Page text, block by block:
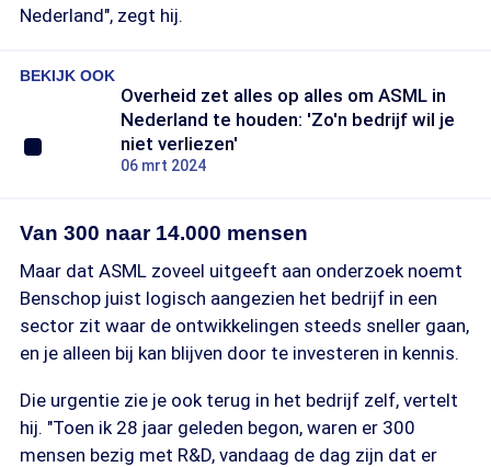
Nederland", zegt hij.
BEKIJK OOK
Overheid zet alles op alles om ASML in
Nederland te houden: 'Zo'n bedrijf wil je
niet verliezen'
06 mrt 2024
Van 300 naar 14.000 mensen
Maar dat ASML zoveel uitgeeft aan onderzoek noemt
Benschop juist logisch aangezien het bedrijf in een
sector zit waar de ontwikkelingen steeds sneller gaan,
en je alleen bij kan blijven door te investeren in kennis.
Die urgentie zie je ook terug in het bedrijf zelf, vertelt
hij. "Toen ik 28 jaar geleden begon, waren er 300
mensen bezig met R&D, vandaag de dag zijn dat er